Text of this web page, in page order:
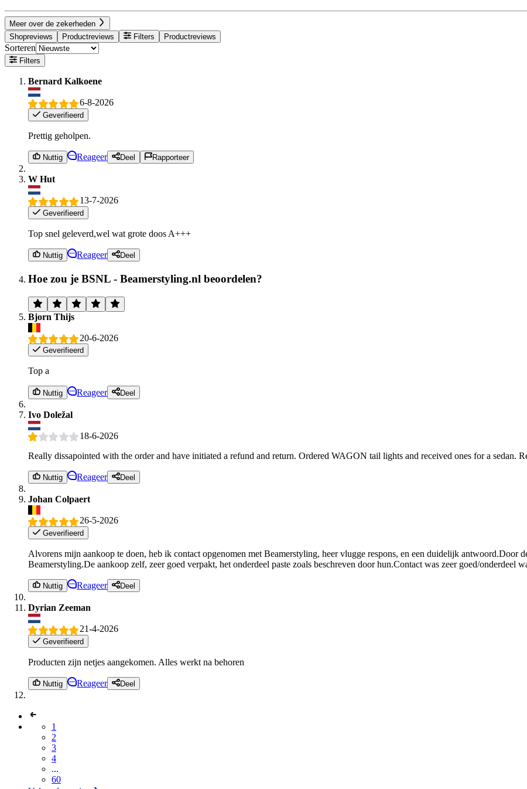
Meer over de zekerheden
Shopreviews
Productreviews Filters Productreviews
Sorteren
Filters
Bernard Kalkoene
6-8-2026
Geverifieerd
Prettig geholpen.
Nuttig Reageer Deel Rapporteer
W Hut
13-7-2026
Geverifieerd
Top snel geleverd,wel wat grote doos A+++
Nuttig Reageer Deel
Hoe zou je BSNL - Beamerstyling.nl beoordelen?
Bjorn Thijs
20-6-2026
Geverifieerd
Top a
Nuttig Reageer Deel
Ivo Doležal
18-6-2026
Really dissapointed with the order and have initiated a refund and return. Ordered WAGON tail lights and received ones for a sedan.
Nuttig Reageer Deel
Johan Colpaert
26-5-2026
Geverifieerd
Alvorens mijn aankoop te doen, heb ik contact opgenomen met Beamerstyling, heer vlugge respons, en een duidelijk antwoord.Door
Beamerstyling.De aankoop zelf, zeer goed verpakt, het onderdeel paste zoals beschreven door hun.Contact was zeer goed/onderdeel
Nuttig Reageer Deel
Dyrian Zeeman
21-4-2026
Geverifieerd
Producten zijn netjes aangekomen. Alles werkt na behoren
Nuttig Reageer Deel
1
2
3
4
...
60